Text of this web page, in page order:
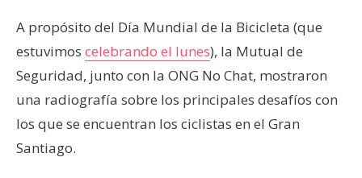
A propósito del Día Mundial de la Bicicleta (que
estuvimos celebrando el lunes), la Mutual de
Seguridad, junto con la ONG No Chat, mostraron
una radiografía sobre los principales desafíos con
los que se encuentran los ciclistas en el Gran
Santiago.